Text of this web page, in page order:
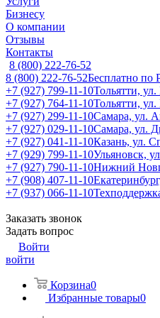
Бизнесу
О компании
Отзывы
Контакты
8 (800) 222-76-52
8 (800) 222-76-52Бесплатно по
+7 (927) 799-11-10Тольятти,
+7 (927) 764-11-10Тольятти,
+7 (927) 299-11-10Самара, ул.
+7 (927) 029-11-10Самара, ул.
+7 (927) 041-11-10Казань, ул.
+7 (929) 799-11-10Ульяновск,
+7 (927) 790-11-10Нижний
+7 (908) 407-11-10
+7 (937) 066-11-10
Заказать звонок
Задать вопрос
Войти
войти
Корзина0
Избранные товары0